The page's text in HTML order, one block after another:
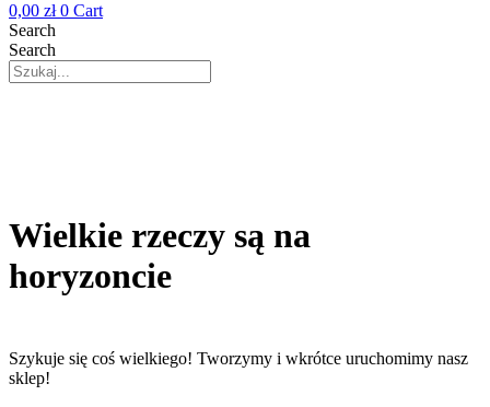
0,00 zł 0 Cart
Search
Search
Wielkie rzeczy są na
horyzoncie
Szykuje się coś wielkiego! Tworzymy i wkrótce uruchomimy nasz
sklep!